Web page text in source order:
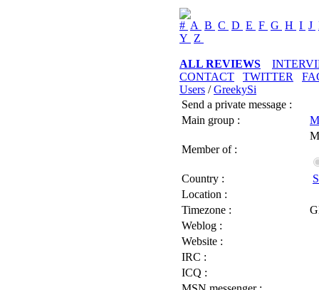
# A B C D E F G H I J
Y Z
ALL REVIEWS
CONTACT
TWITTER
Users /GreekySi
Send a private message :
Main group :
Member of :
Country :
Location :
Timezone :
Weblog :
Website :
IRC :
ICQ :